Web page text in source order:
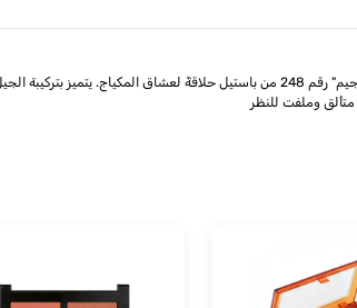
قلم عيون جيل جام شو يور جيم رقم 248 من براند باستيل: يعد هذا القلم الجيل المذهل للعيون من
متألق وملفت للنظر